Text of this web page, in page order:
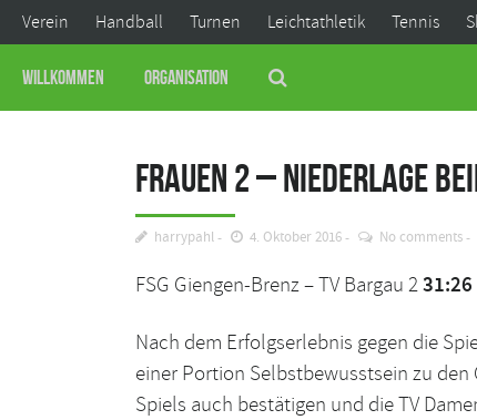
Verein Handball Turnen Leichtathletik Tennis
Willkommen Organisation
Frauen 2 – Niederlage
harrypahl 4. Oktober 2016 No comments
FSG Giengen-Brenz – TV Bargau 231:26
Nach dem Erfolgserlebnis gegen die
einer Portion Selbstbewusstsein zu
Spiels auch bestätigen und die TV